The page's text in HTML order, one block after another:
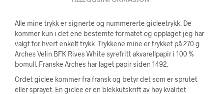
Alle mine trykk er signerte og nummererte gicleetrykk. De
kommer kun i det ene bestemte formatet og opplaget jeg har
valgt for hvert enkelt trykk. Trykkene mine er trykket på 270 g
Arches Velin BFK Rives White syrefritt akvarellpapir i 100 %
bomull. Franske Arches har laget papir siden 1492.
Ordet giclee kommer fra fransk og betyr det som er sprutet
eller sprayet. En giclee er en blekkutskrift av høy kvalitet